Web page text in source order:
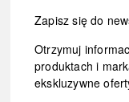
Zapisz się do
Otrzymuj
produktach i
ekskluzywne